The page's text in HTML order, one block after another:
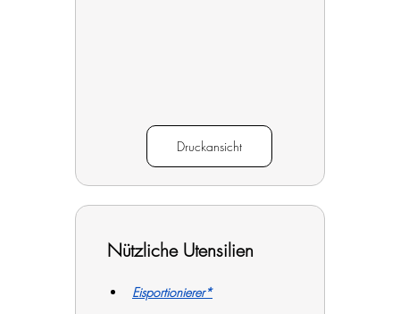
Druckansicht
Nützliche Utensilien
Eisportionierer*